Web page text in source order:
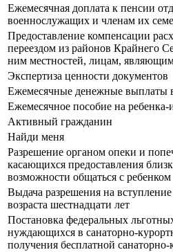
Ежемесячная доплата к пенсии
военнослужащих и членам их
Предоставление компенсации
переездом из районов Крайнего
ним местностей, лицам,
Экспертиза ценности документов
Ежемесячные денежные выплаты
Ежемесячное пособие на ребенка-
Активный гражданин
Найди меня
Разрешение органом опеки и
касающихся предоставления
возможности общаться с ребенком
Выдача разрешения на
возраста шестнадцати лет
Постановка федеральных
нуждающихся в санаторно-
получения бесплатной